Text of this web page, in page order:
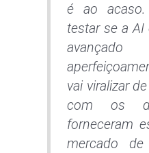
é ao acaso.
testar se a
vai viralizar
com os
forneceram
mercado